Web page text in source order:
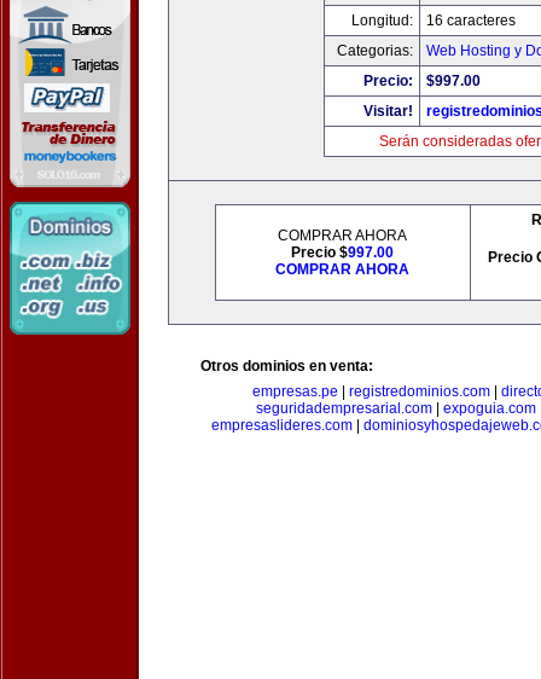
Longitud:
16 caracteres
Categorias:
Web Hosting y
Precio:
$997.00
Visitar!
Serán consideradas
COMPRAR AHORA
Precio $997.00
COMPRAR AHORA
Precio
Otros dominios en venta:
empresas.pe
registredominios.com
seguridadempresarial.com
expoguia.com
empresaslideres.com|